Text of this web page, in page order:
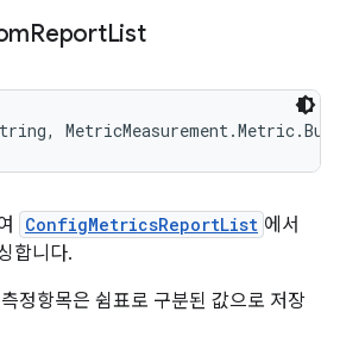
ReportList
ConfigMetricsReportList 에서
합니다.
정항목은 쉼표로 구분된 값으로 저장